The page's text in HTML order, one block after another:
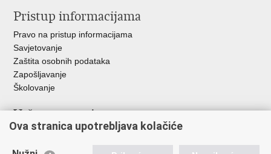
Pristup informacijama
Pravo na pristup informacijama
Savjetovanje
Zaštita osobnih podataka
Zapošljavanje
Školovanje
Važne poveznice
Ministarstvo unutarnjih poslova
Ova stranica upotrebljava kolačiće